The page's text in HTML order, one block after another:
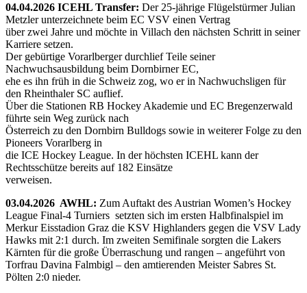
04.04.2026 ICEHL Transfer: Der 25-jährige Flügelstürmer Julian
Metzler unterzeichnete beim EC VSV einen Vertrag
über zwei Jahre und möchte in Villach den nächsten Schritt in seiner
Karriere setzen.
Der gebürtige Vorarlberger durchlief Teile seiner
Nachwuchsausbildung beim Dornbirner EC,
ehe es ihn früh in die Schweiz zog, wo er in Nachwuchsligen für
den Rheinthaler SC auflief.
Über die Stationen RB Hockey Akademie und EC Bregenzerwald
führte sein Weg zurück nach
Österreich zu den Dornbirn Bulldogs sowie in weiterer Folge zu den
Pioneers Vorarlberg in
die ICE Hockey League. In der höchsten ICEHL kann der
Rechtsschütze bereits auf 182 Einsätze
verweisen.
03.04.2026 AWHL: Zum Auftakt des Austrian Women’s Hockey
League Final-4 Turniers setzten sich im ersten Halbfinalspiel im
Merkur Eisstadion Graz die KSV Highlanders gegen die VSV Lady
Hawks mit 2:1 durch. Im zweiten Semifinale sorgten die Lakers
Kärnten für die große Überraschung und rangen – angeführt von
Torfrau Davina Falmbigl – den amtierenden Meister Sabres St.
Pölten 2:0 nieder.